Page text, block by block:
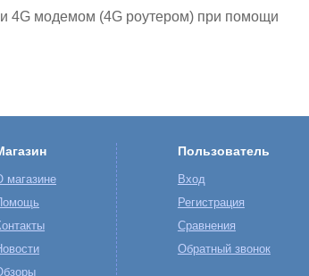
и 4G модемом (4G роутером) при помощи
магазине
Пользователь
Вход
Регистрация
Сравнения
Обратный звонок